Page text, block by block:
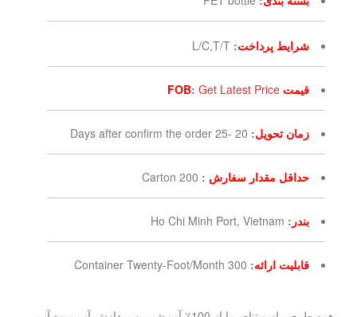
شرایط پرداخت:
L/C,T/T
قیمت FOB : Get Latest Price
زمان تحویل:
20 -25 Days after confirm the order
حداقل مقدار سفارش :
200 Carton
بندر :
Ho Chi Minh Port, Vietnam
قابلیت ارائه:
300 Container Twenty-Foot/Month